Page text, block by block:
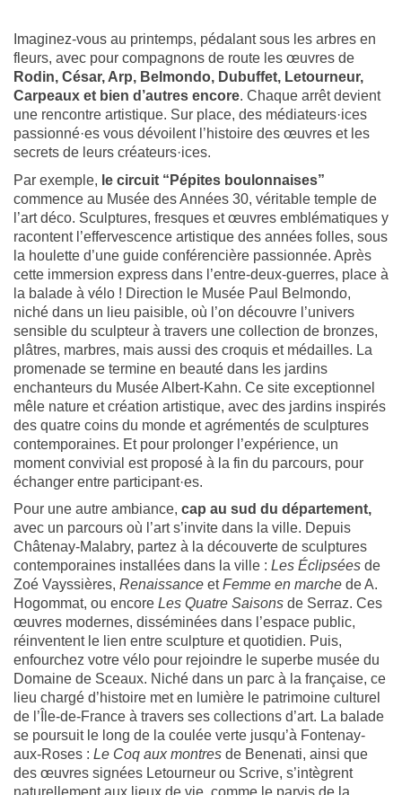
Imaginez-vous au printemps, pédalant sous les arbres en
fleurs, avec pour compagnons de route les œuvres de
Rodin, César, Arp, Belmondo, Dubuffet, Letourneur,
Carpeaux et bien d’autres encore. Chaque arrêt devient
une rencontre artistique. Sur place, des médiateurs·ices
passionné·es vous dévoilent l’histoire des œuvres et les
secrets de leurs créateurs·ices.
Par exemple, le circuit “Pépites boulonnaises”
commence au Musée des Années 30, véritable temple de
l’art déco. Sculptures, fresques et œuvres emblématiques y
racontent l’effervescence artistique des années folles, sous
la houlette d’une guide conférencière passionnée. Après
cette immersion express dans l’entre-deux-guerres, place à
la balade à vélo ! Direction le Musée Paul Belmondo,
niché dans un lieu paisible, où l’on découvre l’univers
sensible du sculpteur à travers une collection de bronzes,
plâtres, marbres, mais aussi des croquis et médailles. La
promenade se termine en beauté dans les jardins
enchanteurs du Musée Albert-Kahn. Ce site exceptionnel
mêle nature et création artistique, avec des jardins inspirés
des quatre coins du monde et agrémentés de sculptures
contemporaines. Et pour prolonger l’expérience, un
moment convivial est proposé à la fin du parcours, pour
échanger entre participant·es.
Pour une autre ambiance, cap au sud du département,
avec un parcours où l’art s’invite dans la ville. Depuis
Châtenay-Malabry, partez à la découverte de sculptures
contemporaines installées dans la ville : Les Éclipsées de
Zoé Vayssières, Renaissance etFemme en marche de A.
Hogommat, ou encore Les Quatre Saisons de Serraz. Ces
œuvres modernes, disséminées dans l’espace public,
réinventent le lien entre sculpture et quotidien. Puis,
enfourchez votre vélo pour rejoindre le superbe musée du
Domaine de Sceaux. Niché dans un parc à la française, ce
lieu chargé d’histoire met en lumière le patrimoine culturel
de l’Île-de-France à travers ses collections d’art. La balade
se poursuit le long de la coulée verte jusqu’à Fontenay-
aux-Roses : Le Coq aux montres de Benenati, ainsi que
des œuvres signées Letourneur ou Scrive, s’intègrent